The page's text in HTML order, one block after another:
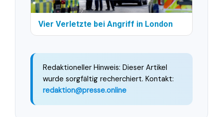
Vier Verletzte bei Angriff in London
Redaktioneller Hinweis: Dieser Artikel
wurde sorgfältig recherchiert. Kontakt:
redaktion@presse.online